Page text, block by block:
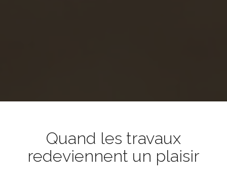
Quand les travaux
redeviennent un plaisir